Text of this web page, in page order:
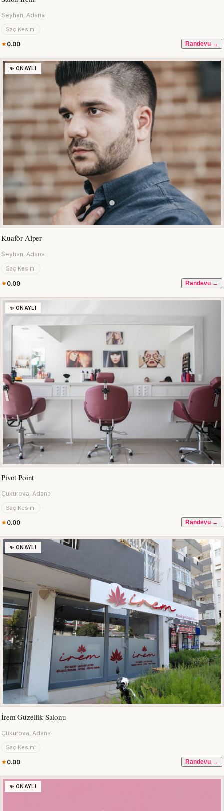
Seyhan, Adana
Saç Kesimi
0.00 Randevu →
✨ ONAYLI
Kuaför Alper
Seyhan, Adana
Saç Kesimi
0.00 Randevu →
✨ ONAYLI
Pivot Point
Çukurova, Adana
Saç Kesimi
0.00 Randevu →
✨ ONAYLI
İrem Güzellik Salonu
Çukurova, Adana
Saç Kesimi
0.00 Randevu →
✨ ONAYLI